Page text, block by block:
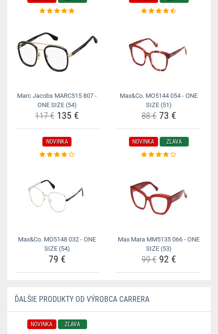
Marc Jacobs MARC515 807 -
ONE SIZE (54)
117 € 135 €
Max&Co. MO5144 054 - ONE
SIZE (51)
88 €73 €
NOVINKA
Max&Co. MO5148 032 - ONE
SIZE (54)
79 €
NOVINKA ZĽAVA
Max Mara MM5135 066 - ONE
SIZE (53)
99 €92 €
ĎALŠIE PRODUKTY OD VÝROBCA CARRERA
NOVINKA ZĽAVA